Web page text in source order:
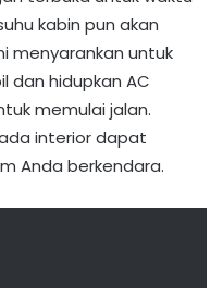
kabin pun akan
menyarankan untuk
dan hidupkan AC
memulai jalan.
interior dapat
Anda berkendara.